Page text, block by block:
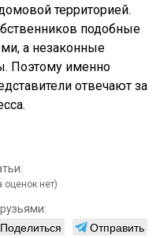
территорией.
подобные
а незаконные
Поэтому именно
отвечают за
оценок нет)
Поделиться
Отправить